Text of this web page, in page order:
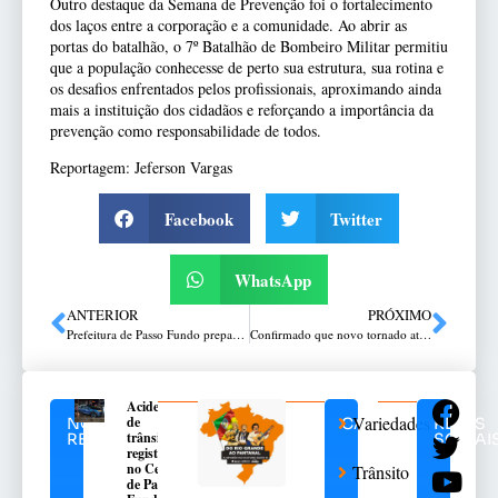
dos laços entre a corporação e a comunidade. Ao abrir as
portas do batalhão, o 7º Batalhão de Bombeiro Militar permitiu
que a população conhecesse de perto sua estrutura, sua rotina e
os desafios enfrentados pelos profissionais, aproximando ainda
mais a instituição dos cidadãos e reforçando a importância da
prevenção como responsabilidade de todos.
Reportagem: Jeferson Vargas
Facebook Twitter
WhatsApp
ANTERIOR
Prefeitura de Passo Fundo prepara implantação das primeiras lixeiras subterrâneas
PRÓXIMO
Confirmado que novo tornado atingiu o estado do Paraná
NOTÍCIAS
RELACIONADAS
Acidente
de
trânsito
registrado
no Centro
de Passo
CATEGORIAS
Variedades
Trânsito
REDES